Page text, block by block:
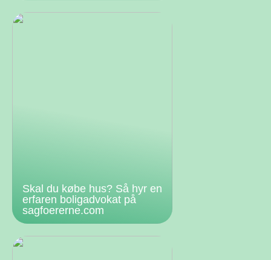
Skal du købe hus? Så hyr en
erfaren boligadvokat på
sagfoererne.com